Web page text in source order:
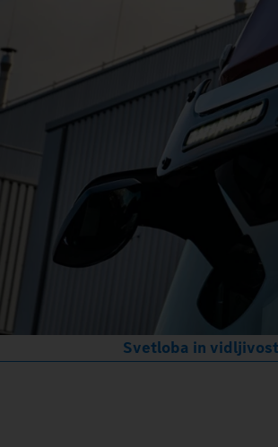
Svetloba in vidljivost